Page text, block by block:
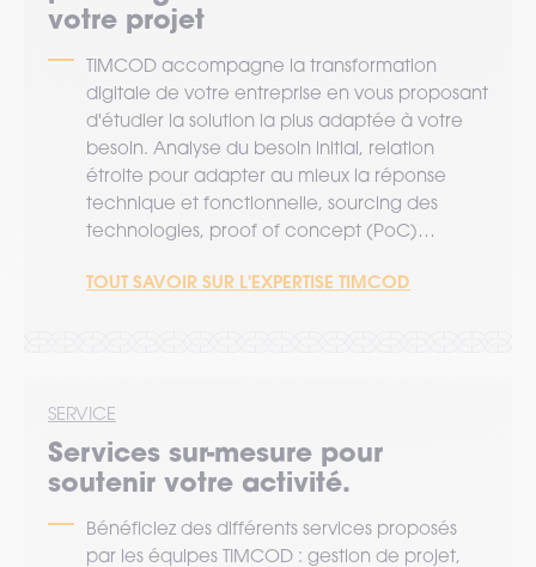
votre projet
TIMCOD accompagne la transformation
digitale de votre entreprise en vous proposant
d'étudier la solution la plus adaptée à votre
besoin. Analyse du besoin initial, relation
étroite pour adapter au mieux la réponse
technique et fonctionnelle, sourcing des
technologies, proof of concept (PoC)…
TOUT SAVOIR SUR L'EXPERTISE TIMCOD
SERVICE
Services sur-mesure pour
soutenir votre activité.
Bénéficiez des différents services proposés
par les équipes TIMCOD : gestion de projet,